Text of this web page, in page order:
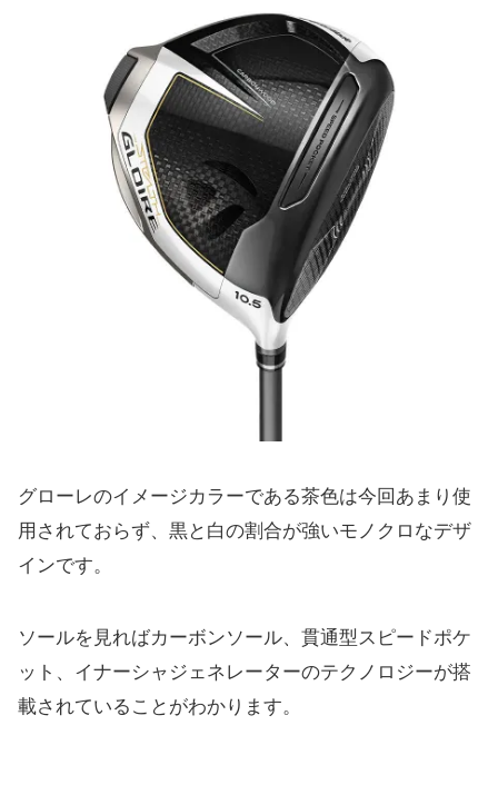
グローレのイメージカラーである茶色は今回あまり使
用されておらず、黒と白の割合が強いモノクロなデザ
インです。
ソールを見ればカーボンソール、貫通型スピードポケ
ット、 イナーシャジェネレーターのテクノロジーが搭
載されていることがわかります。